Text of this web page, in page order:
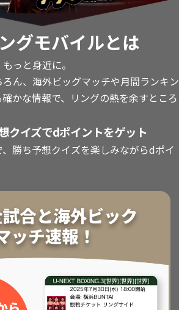
グモバイルとは
っと身近に。
ん、海外ビッグマッチや月間ランキン
かな情報で、リングの熱を余すところ
クイズでdポイントをゲット
勝ち予想クイズを楽しみながらdポイ